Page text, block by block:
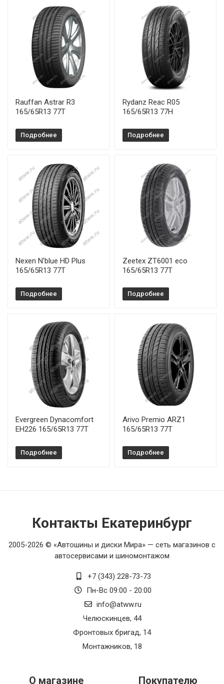
Rauffan Astrar R3
165/65R13 77T
Подробнее
Rydanz Reac R05
165/65R13 77H
Подробнее
Nexen N'blue HD Plus
165/65R13 77T
Подробнее
Zeetex ZT6001 eco
165/65R13 77T
Подробнее
Evergreen Dynacomfort
EH226 165/65R13 77T
Подробнее
Arivo Premio ARZ1
165/65R13 77T
Подробнее
Контакты Екатеринбург
2005-2026 © «Автошины и диски Мира» — сеть магазинов с
автосервисами и шиномонтажом
+7 (343) 228-73-73
Пн-Вс 09:00 - 20:00
info@atww.ru
Челюскинцев, 44
Фронтовых бригад, 14
Монтажников, 18
О магазине Покупателю